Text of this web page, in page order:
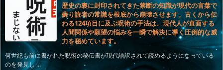
歴史の裏に封印されてきた禁断の知識が現代の言葉で
蘇り読者の常識を根底から崩壊させます。古くから伝
わる124項目に及ぶ呪術の手法は、現代人が直面する
人間関係や願望の悩みを一瞬で解決に導く圧倒的な威
力を秘めています。
何世紀も前に書かれた呪術の秘伝書が現代語訳されて読めるようになっている
のを発見し ...